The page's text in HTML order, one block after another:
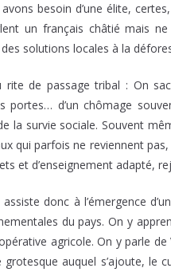
besoin d’une élite,
un français châtié mais
solutions locales à la
rite de passage tribal : On
portes… d’un chômage
la survie sociale. Souvent
qui parfois ne reviennent
et d’enseignement adapté,
donc à l’émergence
du pays. On y
agricole. On y parle
grotesque auquel s’ajoute,